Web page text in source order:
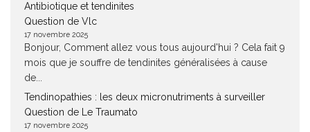
Antibiotique et tendinites
Question de Vlc
17 novembre 2025
Bonjour, Comment allez vous tous aujourd'hui ? Cela fait 9
mois que je souffre de tendinites généralisées à cause
de...
Tendinopathies : les deux micronutriments à surveiller
Question de Le Traumato
17 novembre 2025